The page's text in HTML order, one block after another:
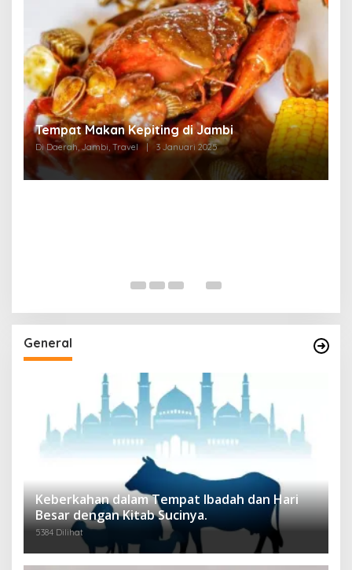
Tempat Makan di Thehok Jambi
Di Daerah, Jambi, Travel 3 Januari 2025
General
Keberkahan dalam Tempat Ibadah dan Hari
Besar dengan Kitab Sucinya.
5384 Dilihat